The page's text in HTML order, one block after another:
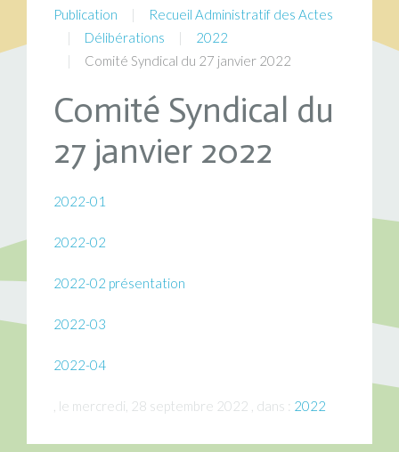
Publication
Recueil Administratif des Actes
Délibérations
2022
Comité Syndical du 27 janvier 2022
Comité Syndical du
27 janvier 2022
2022-01
2022-02
2022-02 présentation
2022-03
2022-04
, le mercredi, 28 septembre 2022 , dans : 2022